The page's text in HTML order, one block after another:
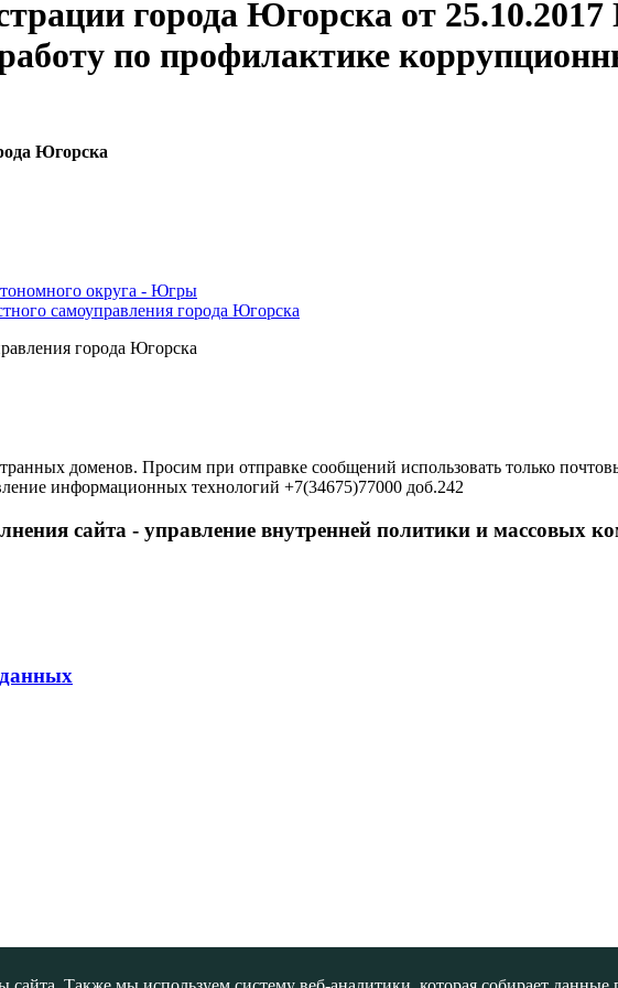
города Югорска от
по профилактике
Югорска
округа - Югры
самоуправления города Югорска
города Югорска
доменов. Просим при отправке сообщений использовать только
информационных технологий +7(34675)77000 доб.242
сайта - управление внутренней политики и массовых